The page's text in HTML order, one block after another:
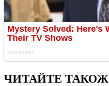
ЧИТАЙТЕ ТАКОЖ